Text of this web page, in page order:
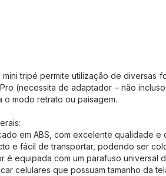
mini tripé permite utilização de diversas
(necessita de adaptador – não
o modo retrato ou paisagem.
em ABS, com excelente qualidade
e fácil de transportar, podendo ser
é equipada com um parafuso
celulares que possuam tamanho da